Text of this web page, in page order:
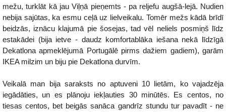
mežu, turklāt kā jau Viļņā pieņemts - pa reljefu augšā-lejā. Nudien
nebija sajūtas, ka esmu ceļā uz lielveikalu. Tomēr mežs kādā brīdī
beidzās, iznācu klajumā pie šosejas, tad vēl neliels posmiņš līdz
estakādei (bija ietve - daudz komfortablāka iešana nekā līdzīgā
Dekatlona apmeklējumā Portugālē pirms dažiem gadiem), garām
IKEA milzim un biju pie Dekatlona durvīm.
Veikalā man bija saraksts no aptuveni 10 lietām, ko vajadzēja
iegādāties, un es plānoju iekļauties 30 minūtēs. Es centos, no
tiesas centos, bet beigās sanāca gandrīz stundu tur pavadīt - ne